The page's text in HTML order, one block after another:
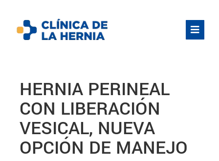
HERNIA PERINEAL
CON LIBERACIÓN
VESICAL, NUEVA
OPCIÓN DE MANEJO